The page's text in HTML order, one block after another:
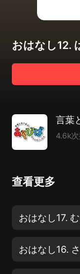
おはなし12.
4.6k
查看更多
おはなし17.